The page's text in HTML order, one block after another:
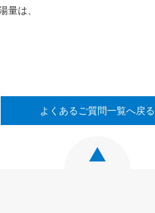
量は、
よくあるご質問一覧へ戻る